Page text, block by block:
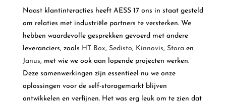
Naast klantinteracties heeft AESS 17 ons in staat gesteld
om relaties met industriële partners te versterken. We
hebben waardevolle gesprekken gevoerd met andere
leveranciers, zoals HT Box, Sedisto, Kinnovis, Stora en
Janus, met wie we ook aan lopende projecten werken.
Deze samenwerkingen zijn essentieel nu we onze
oplossingen voor de self-storagemarkt blijven
ontwikkelen en verfijnen. Het was erg leuk om te zien dat